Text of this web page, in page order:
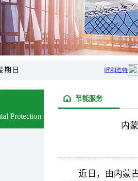
期日
Protection
节能服务
内
近日，由内蒙